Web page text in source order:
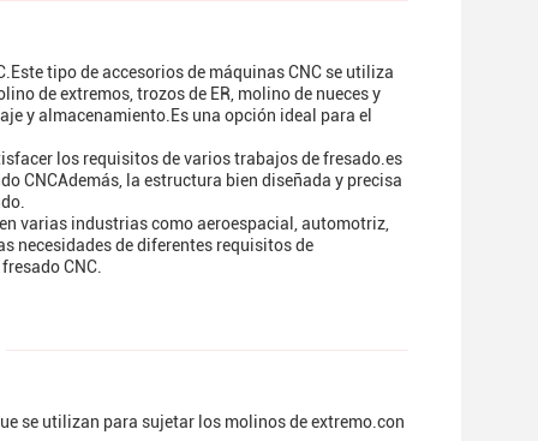
tipo de accesorios de máquinas CNC se utiliza
de extremos, trozos de ER, molino de nueces y
y almacenamiento.Es una opción ideal para el
los requisitos de varios trabajos de fresado.es
CNCAdemás, la estructura bien diseñada y precisa
varias industrias como aeroespacial, automotriz,
necesidades de diferentes requisitos de
CNC.
se utilizan para sujetar los molinos de extremo.con